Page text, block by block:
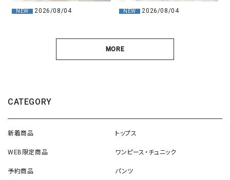
NEW 2026/08/04 NEW 2026/08/04
MORE
CATEGORY
新着商品
WEB限定商品
予約商品
トップス
ワンピース・チュニック
パンツ